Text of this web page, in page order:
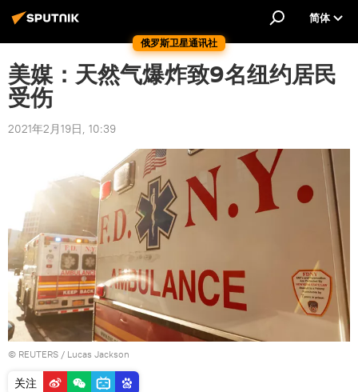
俄罗斯卫星通讯社
简体
美媒：天然气爆炸致9名纽约居民
受伤
2021年2月19日, 10:39
© REUTERS / Lucas Jackson
关注